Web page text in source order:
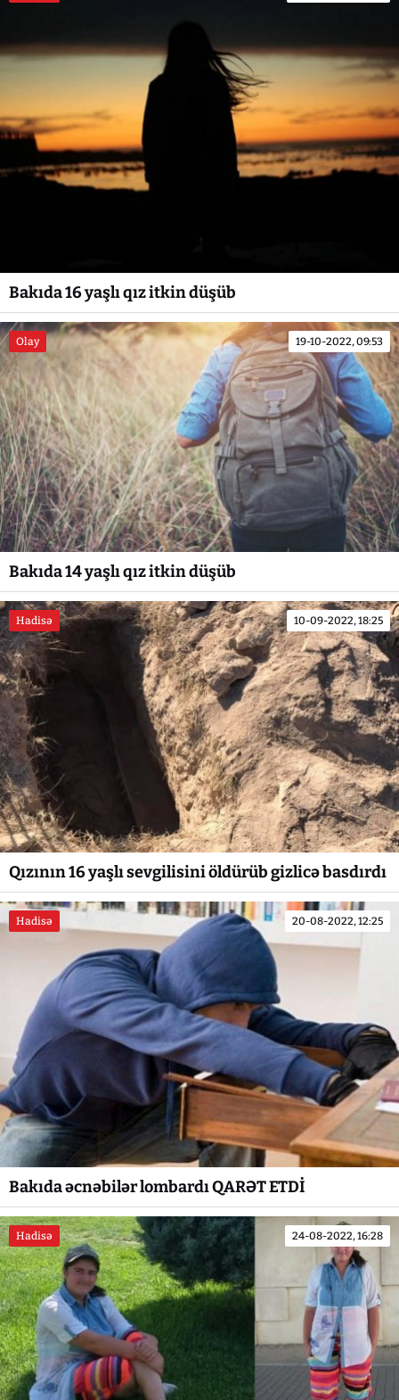
Bakıda 16 yaşlı qız itkin düşüb
Olay 19-10-2022, 09:53
Bakıda 14 yaşlı qız itkin düşüb
Hadisə 10-09-2022, 18:25
Qızının 16 yaşlı sevgilisini öldürüb gizlicə basdırdı
Hadisə 20-08-2022, 12:25
Bakıda əcnəbilər lombardı QARƏT ETDİ
Hadisə 24-08-2022, 16:28